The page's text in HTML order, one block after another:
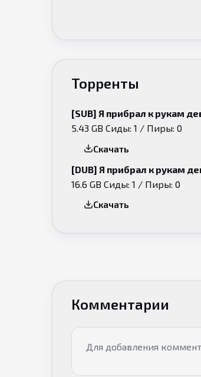
всяким плохим вещам,
Торренты
[SUB] Я прибрал к рукам
5.43 GB Сиды: 1 / Пиры: 0
Скачать
[DUB] Я прибрал к рукам
16.6 GB Сиды: 1 / Пиры: 0
Скачать
Комментарии
Для добавления